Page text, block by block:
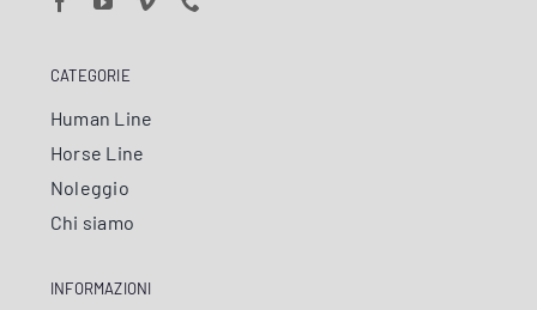
CATEGORIE
Human Line
Horse Line
Noleggio
Chi siamo
INFORMAZIONI